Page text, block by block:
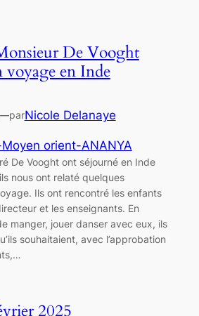
De Vooght
voyage en Inde
parNicole Delanaye
orient-ANANYA
De Vooght ont séjourné en Inde
nous ont relaté quelques
Ils ont rencontré les enfants
et les enseignants. En
manger, jouer danser avec eux, ils
souhaitaient, avec l’approbation
2025